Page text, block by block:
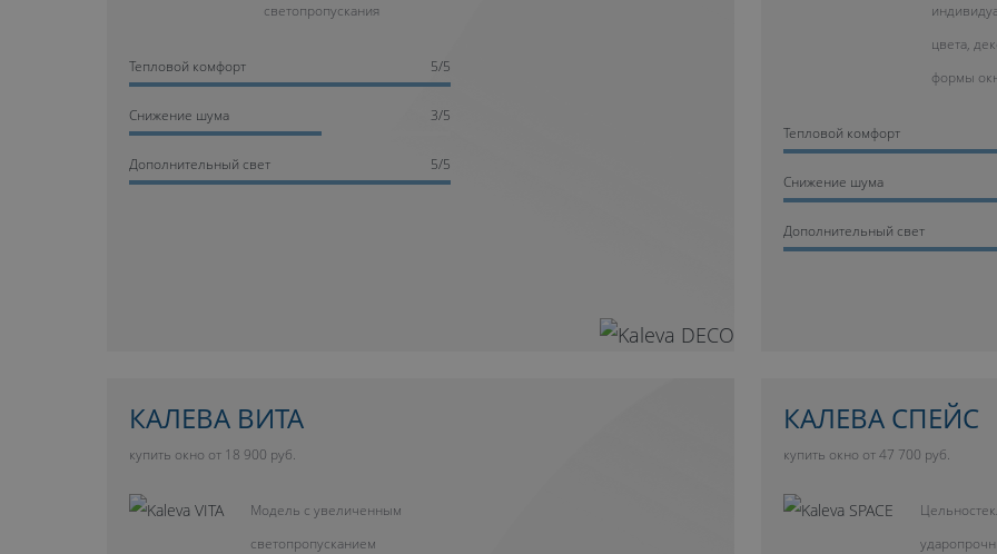
светопропускания
Тепловой комфорт 5/5
Cнижение шума 3/5
Дополнительный свет 5/5
цвета,
формы
Тепловой комфорт
Cнижение шума
Дополнительный свет
КАЛЕВА ВИТА
купить окно от 18 900 руб.
Модель с увеличенным
светопропусканием
КАЛЕВА СПЕЙС
купить окно от 47 700 руб.